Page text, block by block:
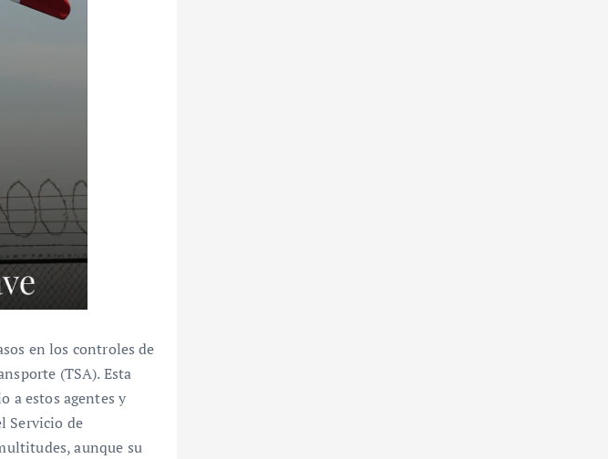
en los controles de
(TSA). Esta
a estos agentes y
Servicio de
aunque su